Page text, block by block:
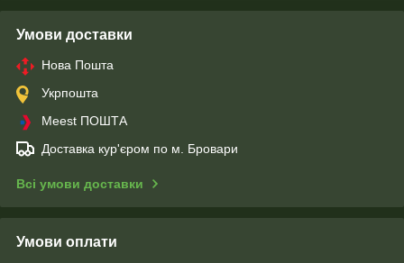
Умови доставки
Нова Пошта
Укрпошта
Meest ПОШТА
Доставка кур'єром по м. Бровари
Всі умови доставки
Умови оплати